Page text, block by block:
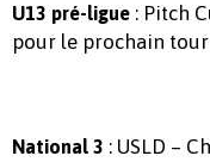
U13 pré-ligue : Pitch
pour le prochain
National 3 : USLD –